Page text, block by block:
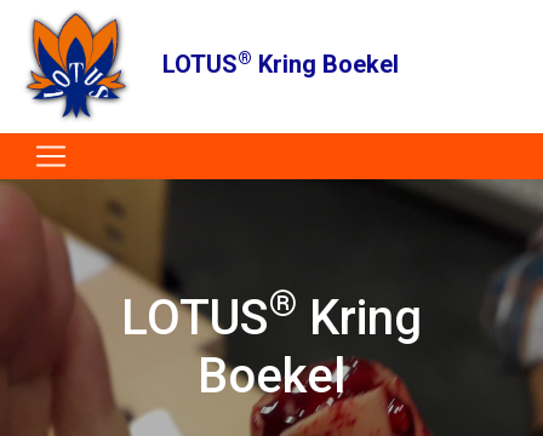
LOTUS® Kring Boekel
LOTUS® Kring
Boekel